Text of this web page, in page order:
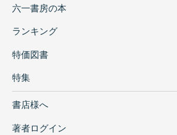
六一書房の本
ランキング
特価図書
特集
書店様へ
著者ログイン